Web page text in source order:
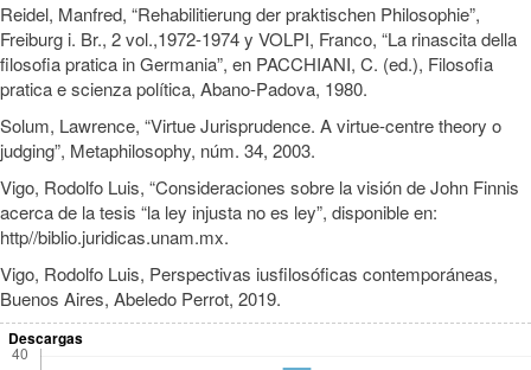
Reidel, Manfred, “Rehabilitierung der praktischen Philosophie”,
Freiburg i. Br., 2 vol.,1972-1974 y VOLPI, Franco, “La rinascita della
filosofia pratica in Germania”, en PACCHIANI, C. (ed.), Filosofia
pratica e scienza política, Abano-Padova, 1980.
Solum, Lawrence, “Virtue Jurisprudence. A virtue-centre theory o
judging”, Metaphilosophy, núm. 34, 2003.
Vigo, Rodolfo Luis, “Consideraciones sobre la visión de John Finnis
acerca de la tesis “la ley injusta no es ley”, disponible en:
http//biblio.juridicas.unam.mx.
Vigo, Rodolfo Luis, Perspectivas iusfilosóficas contemporáneas,
Buenos Aires, Abeledo Perrot, 2019.
Descargas